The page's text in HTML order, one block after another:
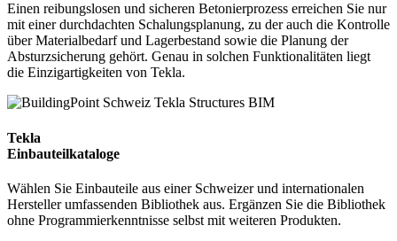
Einen reibungslosen und sicheren Betonierprozess erreichen Sie nur
mit einer durchdachten Schalungsplanung, zu der auch die Kontrolle
über Materialbedarf und Lagerbestand sowie die Planung der
Absturzsicherung gehört. Genau in solchen Funktionalitäten liegt
die Einzigartigkeiten von Tekla.
Tekla
Einbauteilkataloge
Wählen Sie Einbauteile aus einer Schweizer und internationalen
Hersteller umfassenden Bibliothek aus. Ergänzen Sie die Bibliothek
ohne Programmierkenntnisse selbst mit weiteren Produkten.